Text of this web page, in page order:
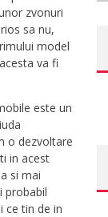
zvonuri
sa nu,
model
va fi
este un
o dezvoltare
in acest
si mai
probabil
ce tin de in